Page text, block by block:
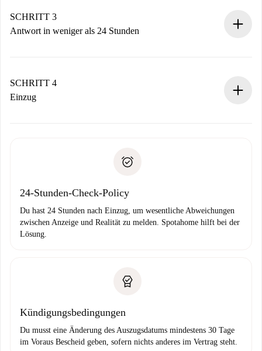
Denk daran, dass wir dich erst belasten, wenn der
Vermieter zustimmt.
SCHRITT 3
Antwort in weniger als 24 Stunden
stellen den Kontakt her.
Wenn der Vermieter ablehnen muss, entstehen keine
SCHRITT 4
Einzug
24-Stunden-Check-Policy
Du hast 24 Stunden nach Einzug, um wesentliche Abweichungen
zwischen Anzeige und Realität zu melden. Spotahome hilft bei der
Lösung.
Kündigungsbedingungen
Du musst eine Änderung des Auszugsdatums mindestens 30 Tage
im Voraus Bescheid geben, sofern nichts anderes im Vertrag steht.